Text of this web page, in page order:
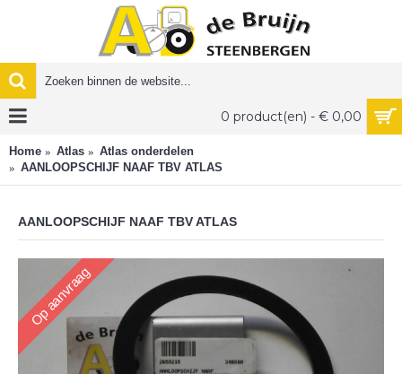
0 product(en) - € 0,00
Home Atlas
Atlas onderdelen
AANLOOPSCHIJF NAAF TBV ATLAS
AANLOOPSCHIJF NAAF TBV ATLAS
Op aanvraag